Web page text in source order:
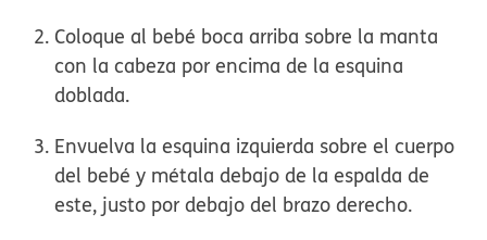
Coloque al bebé boca arriba sobre la manta
con la cabeza por encima de la esquina
doblada.
Envuelva la esquina izquierda sobre el cuerpo
del bebé y métala debajo de la espalda de
este, justo por debajo del brazo derecho.